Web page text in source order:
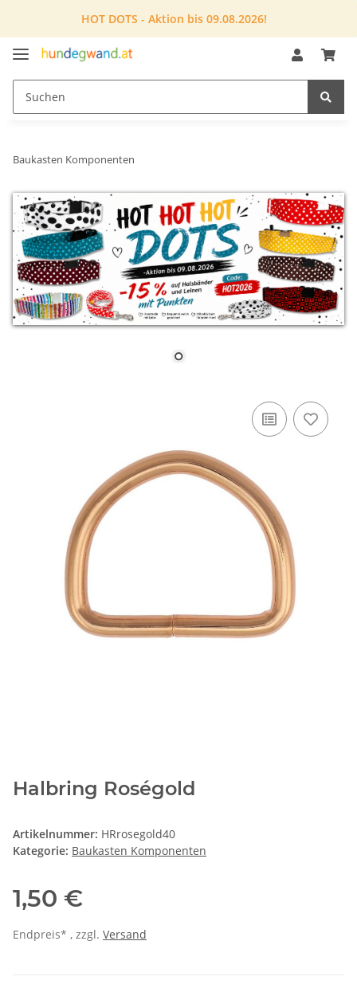
HOT DOTS - Aktion bis 09.08.2026!
Baukasten Komponenten
Halbring Roségold
Artikelnummer: HRrosegold40
Kategorie: Baukasten Komponenten
1,50 €
Endpreis* , zzgl. Versand